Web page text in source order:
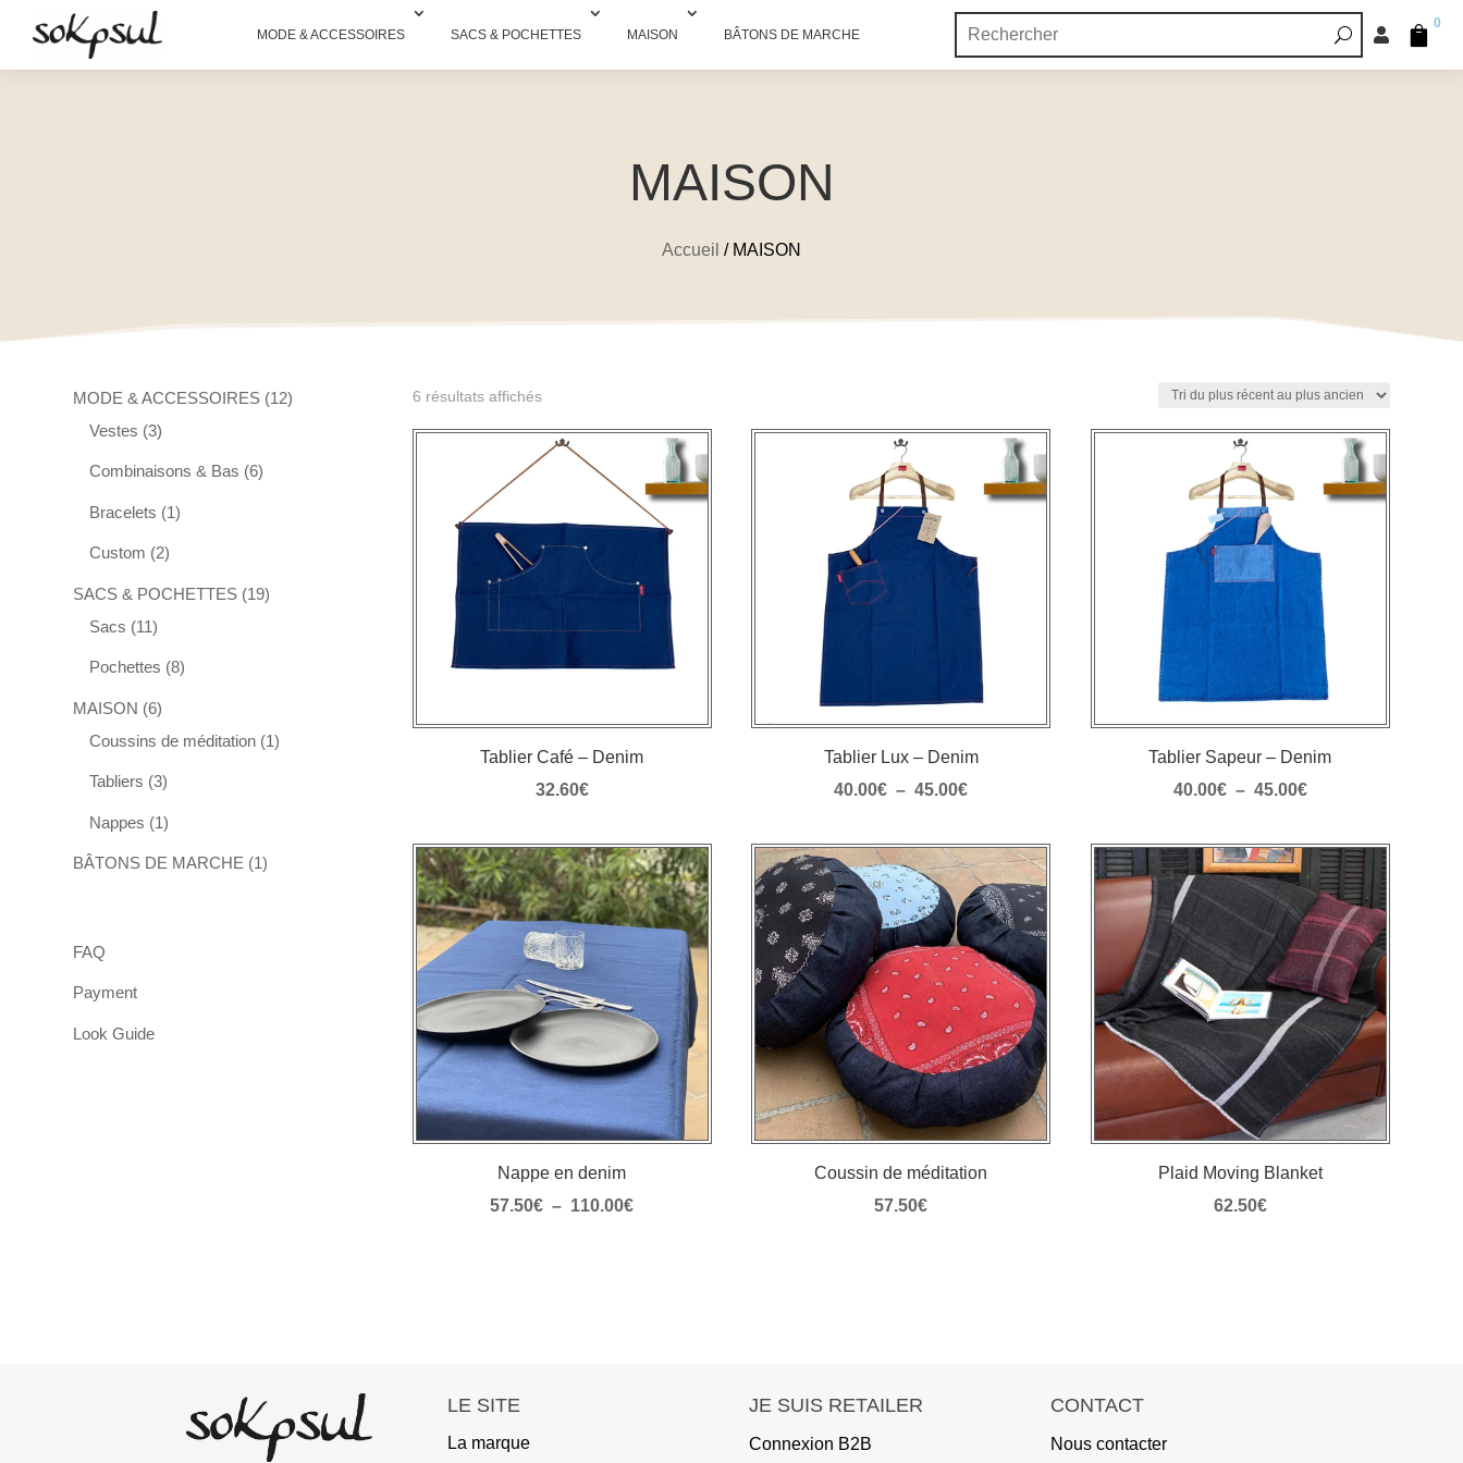
MODE & ACCESSOIRES SACS & POCHETTES MAISON BÂTONS DE MARCHE  
0
MAISON
Accueil / MAISON
MODE & ACCESSOIRES 1212
Vestes 33
produits
Combinaisons & Bas 66
Bracelets 11
Custom 22
produits
SACS & POCHETTES 1919
Sacs 1111
produits
Pochettes 88
MAISON 66
produits
Coussins de méditation 11
Tabliers 33
produits
Nappes 11
produit
BÂTONS DE MARCHE 11
FAQ
Payment
Look Guide
6 résultats affichésTrié
plus
plus
Tablier Café – Denim
32.60€
Tablier Lux – Denim
40.00€ – 45.00€Plage
prix :
40.00€
à
45.00€
Tablier Sapeur – Denim
40.00€ – 45.00€Plage
prix :
40.00€
à
45.00€
Nappe en denim
57.50€ – 110.00€Plage
Coussin de méditation
57.50€
Plaid Moving Blanket
62.50€
LE SITE
La marque
JE SUIS RETAILER
Connexion B2B
CONTACT
Nous contacter